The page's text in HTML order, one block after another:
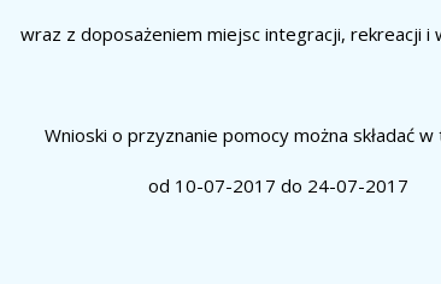
wraz z doposażeniem miejsc integracji, rekreacji i
Wnioski o przyznanie pomocy można składać w
od 10-07-2017 do 24-07-2017